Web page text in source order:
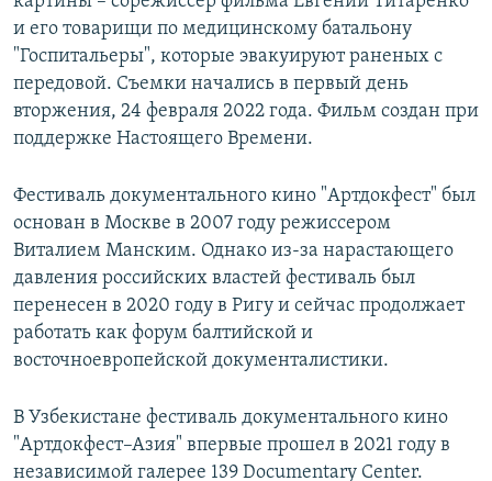
и его товарищи по медицинскому батальону
"Госпитальеры", которые эвакуируют раненых с
передовой. Съемки начались в первый день
вторжения, 24 февраля 2022 года. Фильм создан при
поддержке Настоящего Времени.
Фестиваль документального кино "Артдокфест" был
основан в Москве в 2007 году режиссером
Виталием Манским. Однако из-за нарастающего
давления российских властей фестиваль был
перенесен в 2020 году в Ригу и сейчас продолжает
работать как форум балтийской и
восточноевропейской документалистики.
В Узбекистане фестиваль документального кино
"Артдокфест–Азия" впервые прошел в 2021 году в
независимой галерее 139 Documentary Center.